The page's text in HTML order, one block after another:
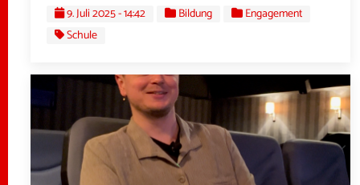
9. Juli 2025 - 14:42 Bildung
Engagement
Schule